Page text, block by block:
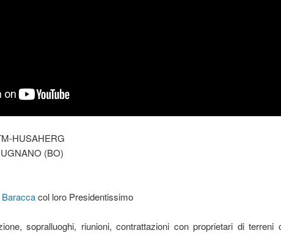
HUSAHERG
(BO)
col loro Presidentissimo
sopralluoghi, riunioni, contrattazioni con proprietari di